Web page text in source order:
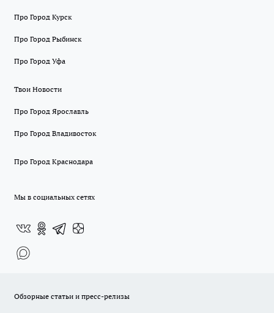
Про Город Курск
Про Город Рыбинск
Про Город Уфа
Твои Новости
Про Город Ярославль
Про Город Владивосток
Про Город Краснодара
Мы в социальных сетях
Обзорные статьи и пресс-релизы